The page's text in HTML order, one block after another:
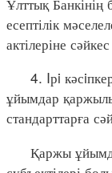
есептілік
актілеріне
4. Iрi
ұйымдар
стандарттарға
Қаржы